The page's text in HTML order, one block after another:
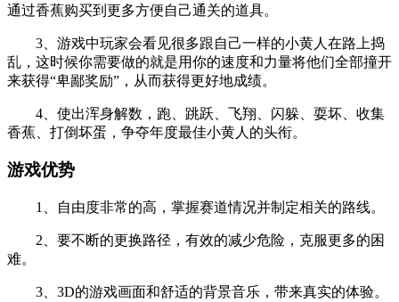
通过香蕉购买到更多方便自己通关的道具。
3、游戏中玩家会看见很多跟自己一样的小黄人在路上捣
乱，这时候你需要做的就是用你的速度和力量将他们全部撞开
来获得“卑鄙奖励”，从而获得更好地成绩。
4、使出浑身解数，跑、跳跃、飞翔、闪躲、耍坏、收集
香蕉、打倒坏蛋，争夺年度最佳小黄人的头衔。
游戏优势
1、自由度非常的高，掌握赛道情况并制定相关的路线。
2、要不断的更换路径，有效的减少危险，克服更多的困
难。
3、3D的游戏画面和舒适的背景音乐，带来真实的体验。